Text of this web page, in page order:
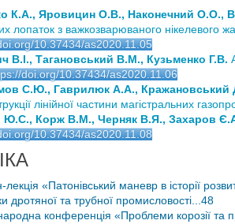
К.А., Яровицин О.В., Наконечний О.О.,
лопаток з важкозварюваного
10.37434/as2020.11.05
В.І., Тагановський В.М., Кузьменко Г.В.
doi.org/10.37434/as2020.11.06
С.Ю., Гаврилюк А.А., Кражановський
лінійної частини магістральних
Ю.С., Корж В.М., Черняк В.Я., Захаров
10.37434/as2020.11.08
«Патонівський маневр в історії
дротяної та трубної промисловості...48
конференція «Проблеми корозії та